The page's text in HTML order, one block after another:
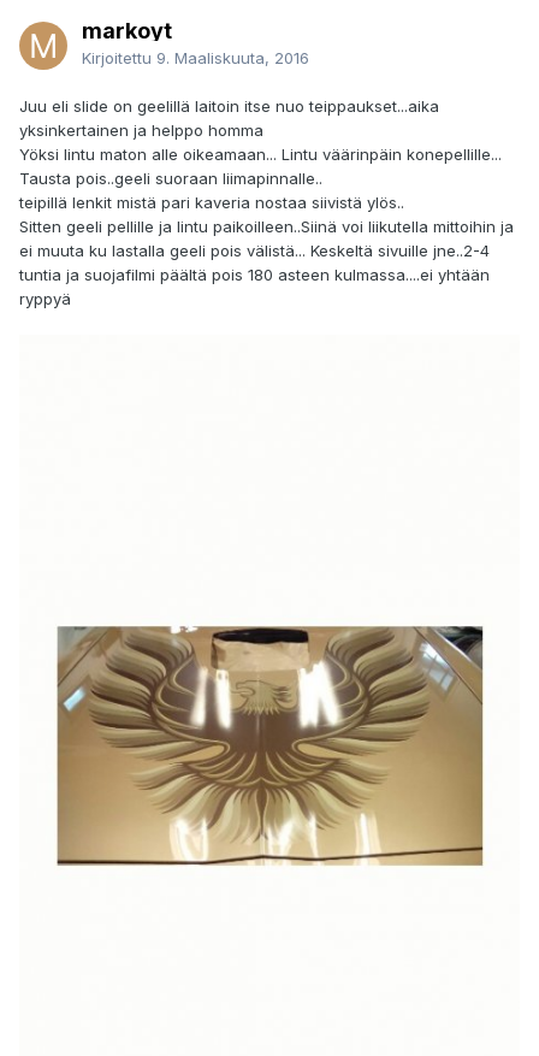
markoyt
Kirjoitettu 9. Maaliskuuta, 2016
Juu eli slide on geelillä laitoin itse nuo teippaukset...aika
yksinkertainen ja helppo homma
Yöksi lintu maton alle oikeamaan... Lintu väärinpäin konepellille...
Tausta pois..geeli suoraan liimapinnalle..
teipillä lenkit mistä pari kaveria nostaa siivistä ylös..
Sitten geeli pellille ja lintu paikoilleen..Siinä voi liikutella mittoihin ja
ei muuta ku lastalla geeli pois välistä... Keskeltä sivuille jne..2-4
tuntia ja suojafilmi päältä pois 180 asteen kulmassa....ei yhtään
ryppyä